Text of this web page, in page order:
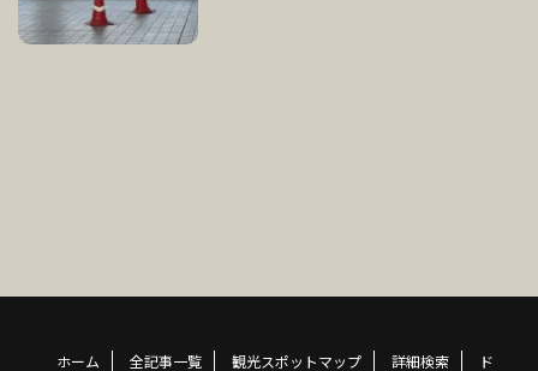
ホーム 全記事一覧 観光スポットマップ 詳細検索 ド